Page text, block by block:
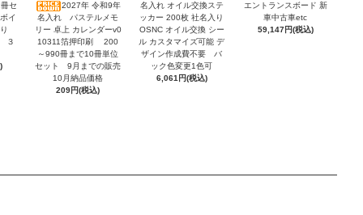
セ
イ
り
３
2027年 令和9年
名入れ パステルメモ
リー 卓上 カレンダーv0
10311箔押印刷 200
～990冊まで10冊単位
セット 9月までの販売
10月納品価格
209円(税込)
名入れ オイル交換ステ
ッカー 200枚 社名入り
OSNC オイル交換 シー
ル カスタマイズ可能 デ
ザイン作成費不要 バ
ック色変更1色可
6,061円(税込)
エントランスボード 新
車中古車etc
59,147円(税込)